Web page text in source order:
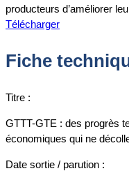
producteurs d’améliorer
Télécharger
Fiche
Titre :
GTTT-GTE : des progrès
économiques qui ne
Date sortie / parution :